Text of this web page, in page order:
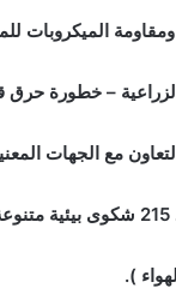
الميكروبات
– خطورة حرق
مع الجهات
).